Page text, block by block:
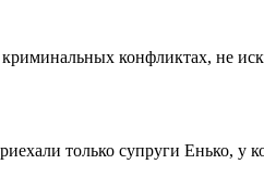
конфликтах, не
только супруги Енько,